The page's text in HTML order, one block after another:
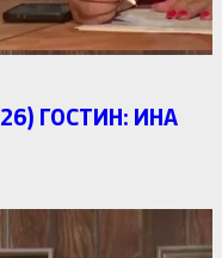
ГОСТИН: ИНА